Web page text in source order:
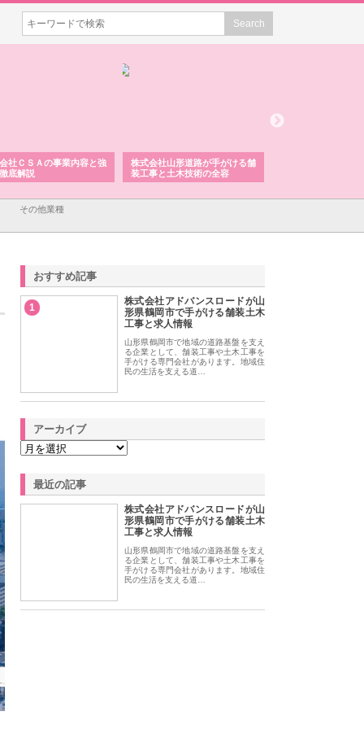
社ＣＳＡの事業内容と強
底解説
株式会社山形道路が手がける舗
装工事と土木技術の全容
その他業種
おすすめ記事
1
株式会社アドバンスロードが山
形県鶴岡市で手がける舗装土木
工事と求人情報
山形県鶴岡市で地域の道路基盤を支え
る企業として、舗装工事や土木工事を
手がける専門会社があります。地域住
民の生活を支える道…
アーカイブ
最近の記事
株式会社アドバンスロードが山
形県鶴岡市で手がける舗装土木
工事と求人情報
山形県鶴岡市で地域の道路基盤を支え
る企業として、舗装工事や土木工事を
手がける専門会社があります。地域住
民の生活を支える道…